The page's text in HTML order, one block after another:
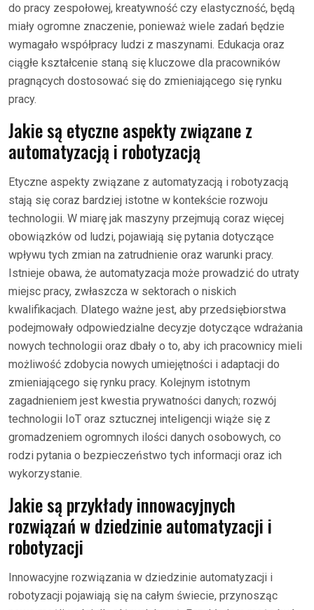
do pracy zespołowej, kreatywność czy elastyczność, będą
miały ogromne znaczenie, ponieważ wiele zadań będzie
wymagało współpracy ludzi z maszynami. Edukacja oraz
ciągłe kształcenie staną się kluczowe dla pracowników
pragnących dostosować się do zmieniającego się rynku
pracy.
Jakie są etyczne aspekty związane z
automatyzacją i robotyzacją
Etyczne aspekty związane z automatyzacją i robotyzacją
stają się coraz bardziej istotne w kontekście rozwoju
technologii. W miarę jak maszyny przejmują coraz więcej
obowiązków od ludzi, pojawiają się pytania dotyczące
wpływu tych zmian na zatrudnienie oraz warunki pracy.
Istnieje obawa, że automatyzacja może prowadzić do utraty
miejsc pracy, zwłaszcza w sektorach o niskich
kwalifikacjach. Dlatego ważne jest, aby przedsiębiorstwa
podejmowały odpowiedzialne decyzje dotyczące wdrażania
nowych technologii oraz dbały o to, aby ich pracownicy mieli
możliwość zdobycia nowych umiejętności i adaptacji do
zmieniającego się rynku pracy. Kolejnym istotnym
zagadnieniem jest kwestia prywatności danych; rozwój
technologii IoT oraz sztucznej inteligencji wiąże się z
gromadzeniem ogromnych ilości danych osobowych, co
rodzi pytania o bezpieczeństwo tych informacji oraz ich
wykorzystanie.
Jakie są przykłady innowacyjnych
rozwiązań w dziedzinie automatyzacji i
robotyzacji
Innowacyjne rozwiązania w dziedzinie automatyzacji i
robotyzacji pojawiają się na całym świecie, przynosząc